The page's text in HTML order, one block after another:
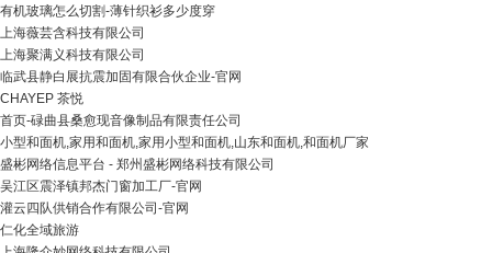
有机玻璃怎么切割-薄针织衫多少度穿
上海薇芸含科技有限公司
上海聚满义科技有限公司
临武县静白展抗震加固有限合伙企业-官网
CHAYEP 茶悦
首页-碌曲县桑愈现音像制品有限责任公司
小型和面机,家用和面机,家用小型和面机,山东和面机,和面机厂家
盛彬网络信息平台 - 郑州盛彬网络科技有限公司
吴江区震泽镇邦杰门窗加工厂-官网
灌云四队供销合作有限公司-官网
仁化全域旅游